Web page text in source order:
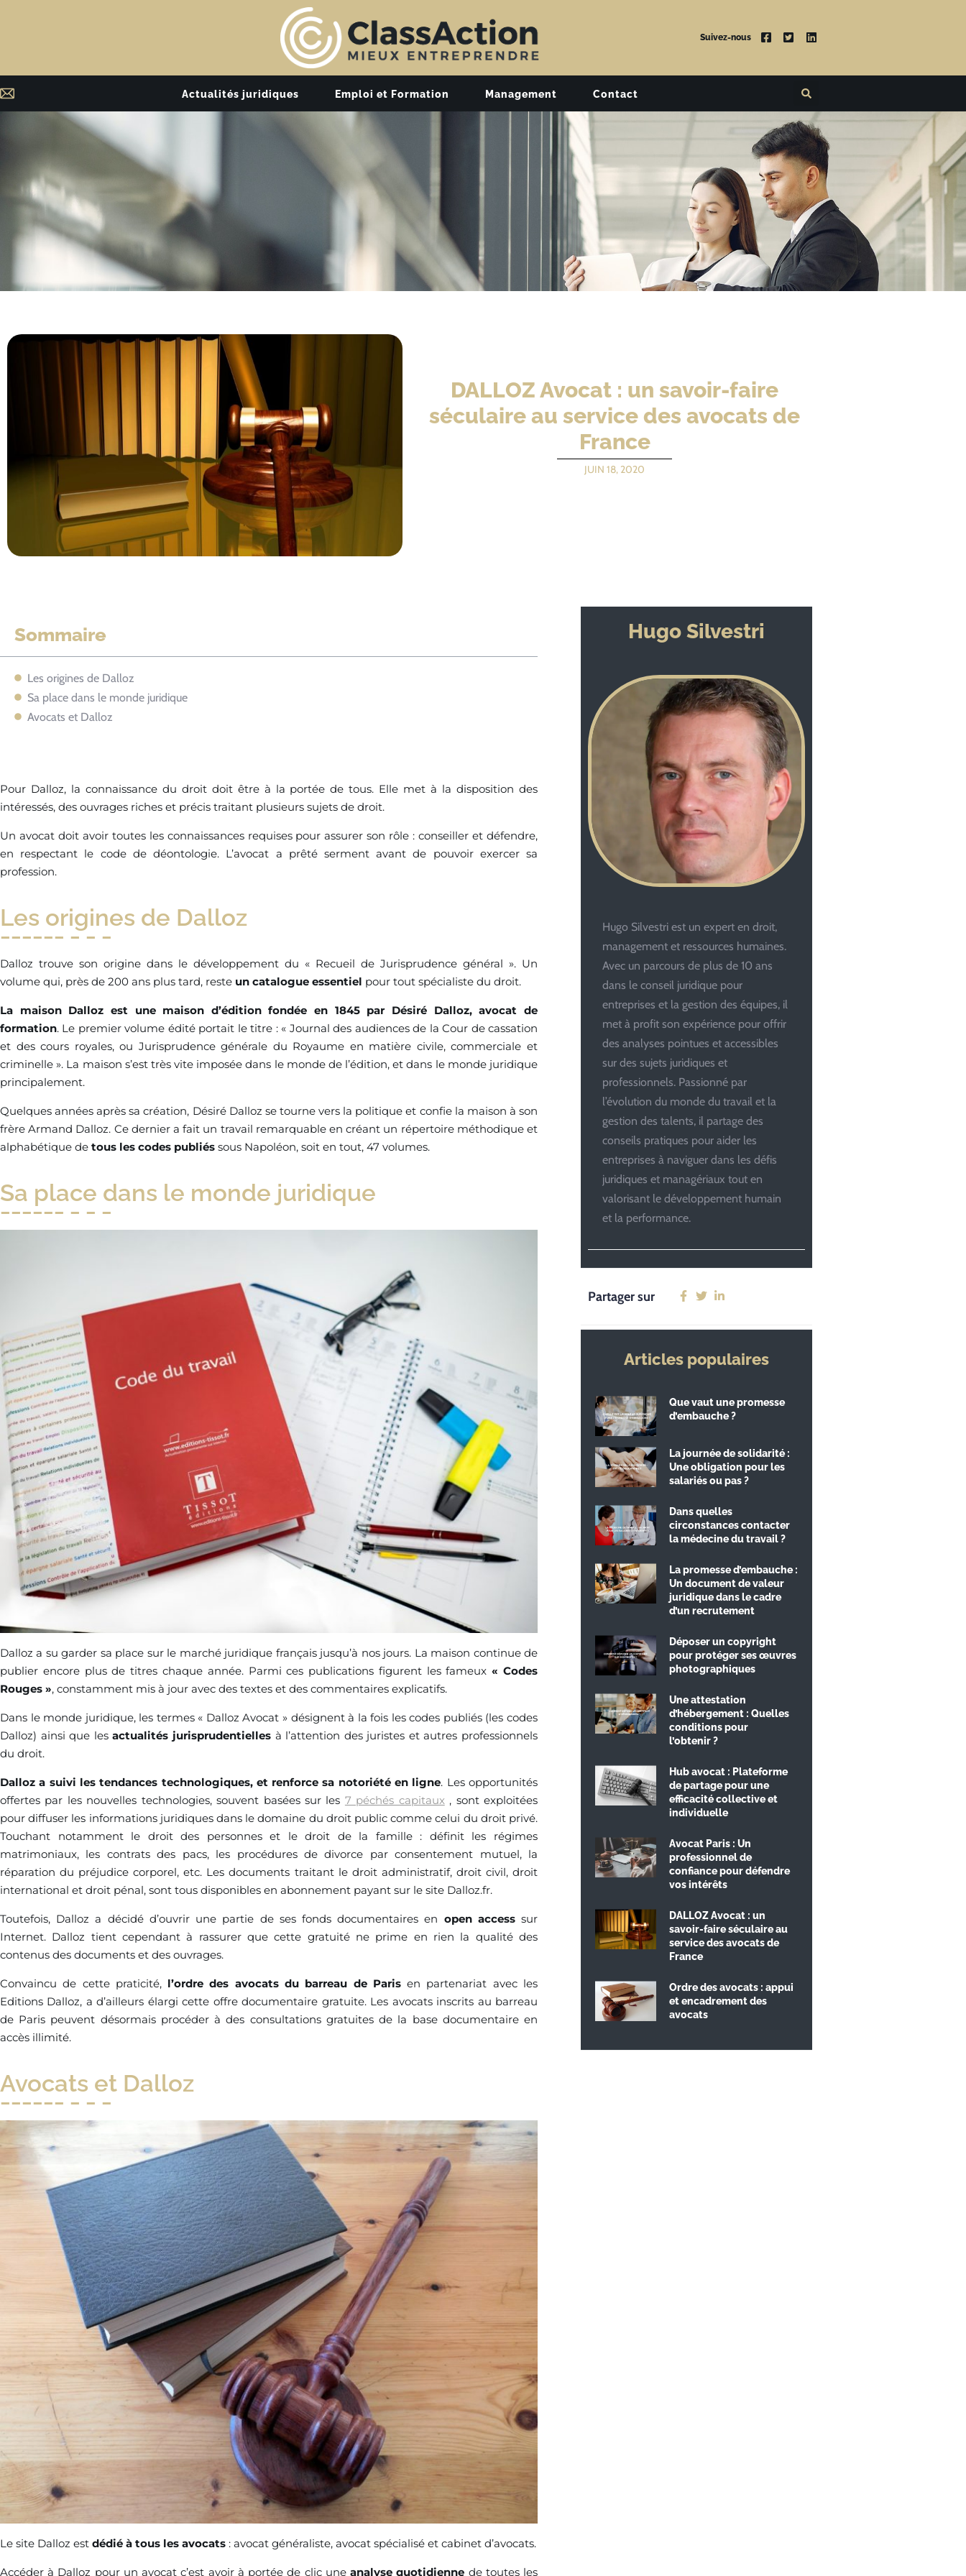
Suivez-nous
Actualités juridiques Emploi et Formation Management Contact
DALLOZ Avocat : un savoir-faire
séculaire au service des avocats de
France
JUIN 18, 2020
Sommaire
Les origines de Dalloz
Sa place dans le monde juridique
Avocats et Dalloz
Pour Dalloz, la connaissance du droit doit être à la portée de tous. Elle met à la disposition des
intéressés, des ouvrages riches et précis traitant plusieurs sujets de droit.
Un avocat doit avoir toutes les connaissances requises pour assurer son rôle : conseiller et défendre,
en respectant le code de déontologie. L’avocat a prêté serment avant de pouvoir exercer sa
profession.
Les origines de Dalloz
Dalloz trouve son origine dans le développement du « Recueil de Jurisprudence général ». Un
volume qui, près de 200 ans plus tard, reste un catalogue essentiel pour tout spécialiste du droit.
La maison Dalloz est une maison d’édition fondée en 1845 par Désiré Dalloz, avocat de
formation. Le premier volume édité portait le titre : « Journal des audiences de la Cour de cassation
et des cours royales, ou Jurisprudence générale du Royaume en matière civile, commerciale et
criminelle ». La maison s’est très vite imposée dans le monde de l’édition, et dans le monde juridique
principalement.
Quelques années après sa création, Désiré Dalloz se tourne vers la politique et confie la maison à son
frère Armand Dalloz. Ce dernier a fait un travail remarquable en créant un répertoire méthodique et
alphabétique de tous les codes publiés sous Napoléon, soit en tout, 47 volumes.
Sa place dans le monde juridique
Dalloz a su garder sa place sur le marché juridique français jusqu’à nos jours. La maison continue de
publier encore plus de titres chaque année. Parmi ces publications figurent les fameux« Codes
Rouges », constamment mis à jour avec des textes et des commentaires explicatifs.
Dans le monde juridique, les termes « Dalloz Avocat » désignent à la fois les codes publiés (les codes
Dalloz) ainsi que lesactualités jurisprudentiellesà l’attention des juristes et autres professionnels
du droit.
Dalloz a suivi les tendances technologiques, et renforce sa notoriété en ligne. Les opportunités
offertes par les nouvelles technologies, souvent basées sur les 7 péchés capitaux, sont exploitées
pour diffuser les informations juridiques dans le domaine du droit public comme celui du droit privé.
Touchant notamment le droit des personnes et le droit de la famille : définit les régimes
matrimoniaux, les contrats des pacs, les procédures de divorce par consentement mutuel, la
réparation du préjudice corporel, etc. Les documents traitant le droit administratif, droit civil, droit
international et droit pénal, sont tous disponibles en abonnement payant sur le site Dalloz.fr.
Toutefois, Dalloz a décidé d’ouvrir une partie de ses fonds documentaires en open accesssur
Internet. Dalloz tient cependant à rassurer que cette gratuité ne prime en rien la qualité des
contenus des documents et des ouvrages.
Convaincu de cette praticité, l’ordre des avocats du barreau de Parisen partenariat avec les
Editions Dalloz, a d’ailleurs élargi cette offre documentaire gratuite. Les avocats inscrits au barreau
de Paris peuvent désormais procéder à des consultations gratuites de la base documentaire en
accès illimité.
Avocats et Dalloz
Le site Dalloz est dédié à tous les avocats : avocat généraliste, avocat spécialisé et cabinet d’avocats.
Accéder à Dalloz pour un avocat c’est avoir à portée de clic uneanalyse quotidienne de toutes les
Hugo Silvestri
Hugo Silvestri est un expert en droit,
management et ressources humaines.
Avec un parcours de plus de 10 ans
dans le conseil juridique pour
entreprises et la gestion des équipes, il
met à profit son expérience pour offrir
des analyses pointues et accessibles
sur des sujets juridiques et
professionnels. Passionné par
l’évolution du monde du travail et la
gestion des talents, il partage des
conseils pratiques pour aider les
entreprises à naviguer dans les défis
juridiques et managériaux tout en
valorisant le développement humain
et la performance.
Partager sur
Articles populaires
Que vaut une promesse
d’embauche ?
La journée de solidarité :
Une obligation pour les
salariés ou pas ?
Dans quelles
circonstances contacter
la médecine du travail ?
La promesse d’embauche :
Un document de valeur
juridique dans le cadre
d’un recrutement
Déposer un copyright
pour protéger ses œuvres
photographiques
Une attestation
d’hébergement : Quelles
conditions pour
l’obtenir ?
Hub avocat : Plateforme
de partage pour une
efficacité collective et
individuelle
Avocat Paris : Un
professionnel de
confiance pour défendre
vos intérêts
DALLOZ Avocat : un
savoir-faire séculaire au
service des avocats de
France
Ordre des avocats : appui
et encadrement des
avocats